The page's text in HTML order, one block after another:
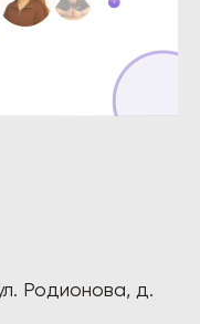
Родионова, д.